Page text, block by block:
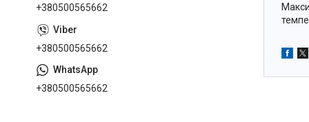
+380500565662
+380500565662
+380500565662